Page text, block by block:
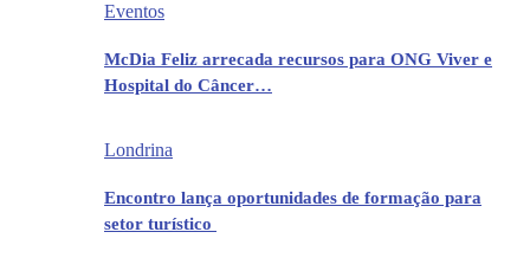
Eventos
McDia Feliz arrecada recursos para ONG Viver e
Hospital do Câncer…
Londrina
Encontro lança oportunidades de formação para
setor turístico